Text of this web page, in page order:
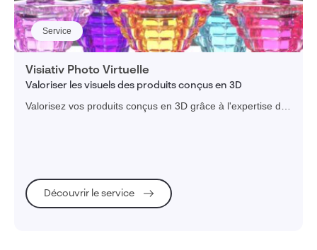
Service
Visiativ Photo Virtuelle
Valoriser les visuels des produits conçus en 3D
Valorisez vos produits conçus en 3D grâce à l'expertise de
Découvrir le service